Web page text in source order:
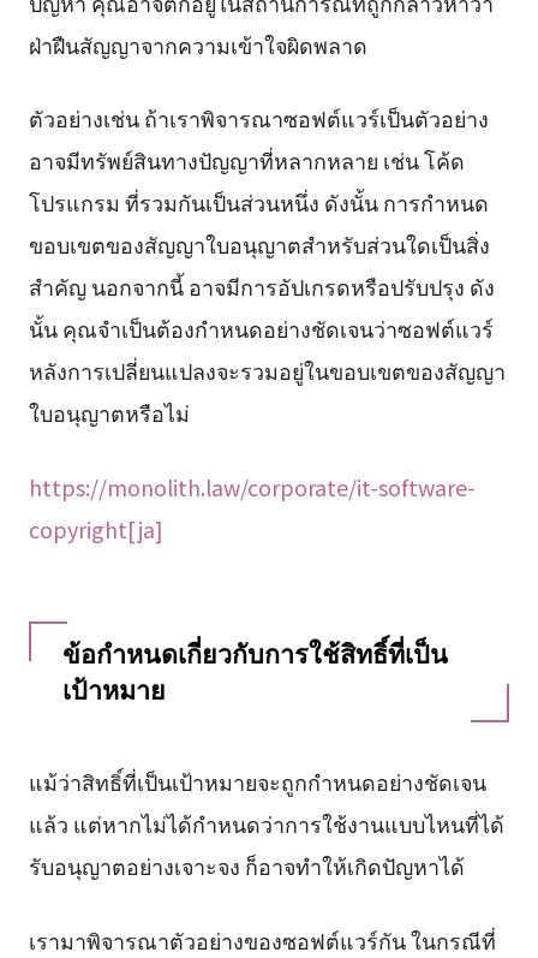
ฝ่าฝืนสัญญาจากความเข้าใจผิดพลาด
ตัวอย่างเช่น ถ้าเราพิจารณาซอฟต์แวร์เป็นตัวอย่าง
อาจมีทรัพย์สินทางปัญญาที่หลากหลาย เช่น โค้ด
โปรแกรม ที่รวมกันเป็นส่วนหนึ่ง ดังนั้น การกำหนด
ขอบเขตของสัญญาใบอนุญาตสำหรับส่วนใดเป็นสิ่ง
สำคัญ นอกจากนี้ อาจมีการอัปเกรดหรือปรับปรุง ดัง
นั้น คุณจำเป็นต้องกำหนดอย่างชัดเจนว่าซอฟต์แวร์
หลังการเปลี่ยนแปลงจะรวมอยู่ในขอบเขตของสัญญา
ใบอนุญาตหรือไม่
https://monolith.law/corporate/it-software-
copyright[ja]
ข้อกำหนดเกี่ยวกับการใช้สิทธิ์ที่เป็น
เป้าหมาย
แม้ว่าสิทธิ์ที่เป็นเป้าหมายจะถูกกำหนดอย่างชัดเจน
แล้ว แต่หากไม่ได้กำหนดว่าการใช้งานแบบไหนที่ได้
รับอนุญาตอย่างเจาะจง ก็อาจทำให้เกิดปัญหาได้
เรามาพิจารณาตัวอย่างของซอฟต์แวร์กัน ในกรณีที่